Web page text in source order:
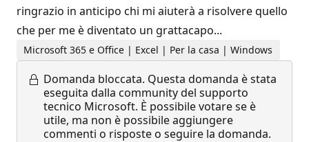
ringrazio in anticipo chi mi aiuterà a risolvere quello
che per me è diventato un grattacapo...
Microsoft 365 e Office | Excel | Per la casa | Windows
Domanda bloccata. Questa domanda è stata
eseguita dalla community del supporto
tecnico Microsoft. È possibile votare se è
utile, ma non è possibile aggiungere
commenti o risposte o seguire la domanda.